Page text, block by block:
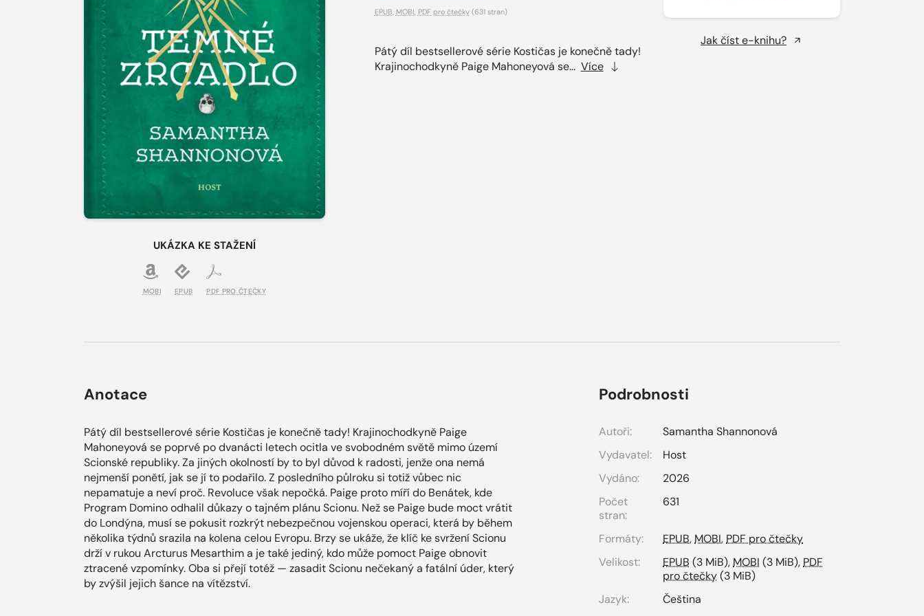
UKÁZKA KE STAŽENÍ
MOBI EPUB PDF PRO ČTEČKY
EPUB MOBI PDF pro čtečky(631 stran)
Pátý díl bestsellerové série Kostičas je konečně tady!
Krajinochodkyně Paige Mahoneyová se... Více
Jak číst e-knihu?
Anotace
Pátý díl bestsellerové série Kostičas je konečně tady! Krajinochodkyně Paige
Mahoneyová se poprvé po dvanácti letech ocitla ve svobodném světě mimo území
Scionské republiky. Za jiných okolností by to byl důvod k radosti, jenže ona nemá
nejmenší ponětí, jak se jí to podařilo. Z posledního půlroku si totiž vůbec nic
nepamatuje a neví proč. Revoluce však nepočká. Paige proto míří do Benátek, kde
Program Domino odhalil důkazy o tajném plánu Scionu. Než se Paige bude moct vrátit
do Londýna, musí se pokusit rozkrýt nebezpečnou vojenskou operaci, která by během
několika týdnů srazila na kolena celou Evropu. Brzy se ukáže, že klíč ke svržení Scionu
drží v rukou Arcturus Mesarthim a je také jediný, kdo může pomoct Paige obnovit
ztracené vzpomínky. Oba si přejí totéž — zasadit Scionu nečekaný a fatální úder, který
by zvýšil jejich šance na vítězství.
Podrobnosti
Autoři:
Samantha Shannonová
Vydavatel:
Host
Vydáno:
2026
Počet
stran:
631
Formáty: EPUB, MOBI, PDF pro čtečky
Velikost:
EPUB (3 MiB), MOBI (3 MiB), PDF
pro čtečky(3 MiB)
Jazyk:
Čeština